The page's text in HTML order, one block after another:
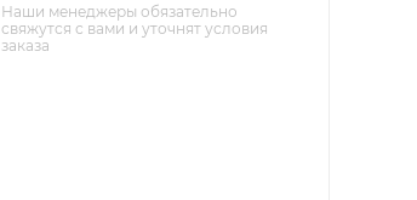
Наши менеджеры обязательно
свяжутся с вами и уточнят условия
заказа